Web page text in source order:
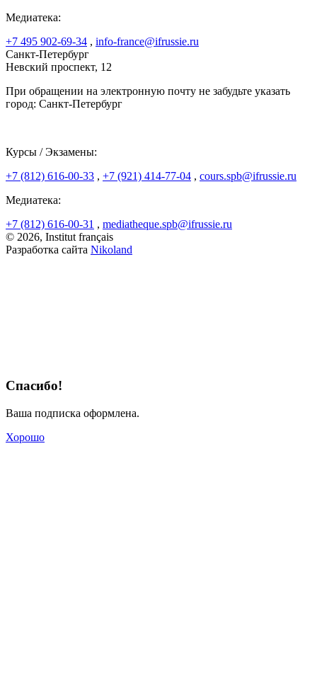
Медиатека:
+7 495 902-69-34 , info-france@ifrussie.ru
Санкт-Петербург
Невский проспект, 12
При обращении на электронную почту не забудьте указать
город: Санкт-Петербург
Курсы / Экзамены:
+7 (812) 616-00-33 , +7 (921) 414-77-04 , cours.spb@ifrussie.ru
Медиатека:
+7 (812) 616-00-31 , mediatheque.spb@ifrussie.ru
© 2026, Institut français
Разработка сайта Nikoland
Спасибо!
Ваша подписка оформлена.
Хорошо